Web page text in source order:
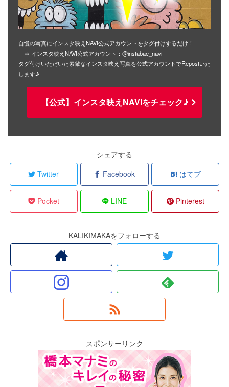
自慢の写真にインスタ映えNAVI公式アカウントをタグ付けするだけ！
⇒ インスタ映えNAVI公式アカウント：@instabae_navi
タグ付けいただいた素敵なインスタ映え写真を公式アカウントでRepostいた
します♪
【公式】インスタ映えNAVIをチェック♪
シェアする
Twitter
Facebook はてブ
Pocket LINE Pinterest
KALIKIMAKAをフォローする
スポンサーリンク